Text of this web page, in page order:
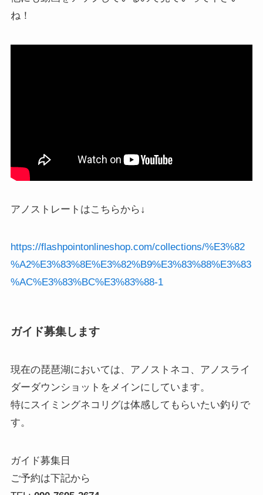
ね！
アノストレートはこちらから↓
https://flashpointonlineshop.com/collections/%E3%82
%A2%E3%83%8E%E3%82%B9%E3%83%88%E3%83
%AC%E3%83%BC%E3%83%88-1
ガイド募集します
現在の琵琶湖においては、アノストネコ、アノスライ
ダーダウンショットをメインにしています。
特にスイミングネコリグは体感してもらいたい釣りで
す。
ガイド募集日
ご予約は下記から